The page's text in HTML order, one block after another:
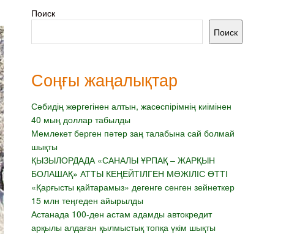
Поиск
Поиск
Соңғы жаңалықтар
Сәбидің жөргегінен алтын, жасөспірімнің киімінен
40 мың доллар табылды
Мемлекет берген пәтер заң талабына сай болмай
шықты
ҚЫЗЫЛОРДАДА «САНАЛЫ ҰРПАҚ – ЖАРҚЫН
БОЛАШАҚ» АТТЫ КЕҢЕЙТІЛГЕН МӘЖІЛІС ӨТТІ
«Қарғысты қайтарамыз» дегенге сенген зейнеткер
15 млн теңгеден айырылды
Астанада 100-ден астам адамды автокредит
арқылы алдаған қылмыстық топқа үкім шықты